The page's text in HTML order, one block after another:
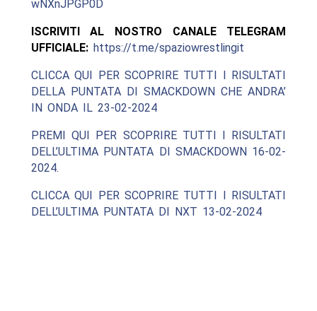
wNXnJPGP0D
ISCRIVITI AL NOSTRO CANALE TELEGRAM
UFFICIALE: https://t.me/spaziowrestlingit
CLICCA QUI PER SCOPRIRE TUTTI I RISULTATI
DELLA PUNTATA DI SMACKDOWN CHE ANDRA’
IN ONDA IL 23-02-2024
PREMI QUI PER SCOPRIRE TUTTI I RISULTATI
DELL’ULTIMA PUNTATA DI SMACKDOWN 16-02-
2024.
CLICCA QUI PER SCOPRIRE TUTTI I RISULTATI
DELL’ULTIMA PUNTATA DI NXT 13-02-2024